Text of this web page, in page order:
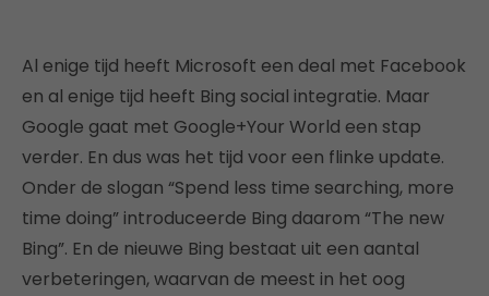
Al enige tijd heeft Microsoft een deal met Facebook
en al enige tijd heeft Bing social integratie. Maar
Google gaat met Google+Your World een stap
verder. En dus was het tijd voor een flinke update.
Onder de slogan “Spend less time searching, more
time doing” introduceerde Bing daarom “The new
Bing”. En de nieuwe Bing bestaat uit een aantal
verbeteringen, waarvan de meest in het oog